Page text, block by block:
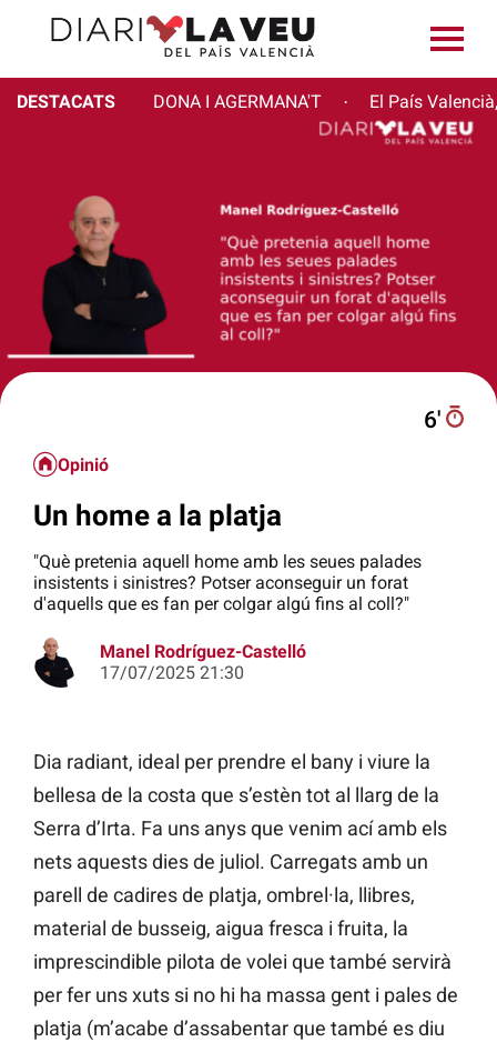
DESTACATS DONA I AGERMANA'T · El País
6′
Opinió
Un home a la platja
"Què pretenia aquell home amb les seues palades
insistents i sinistres? Potser aconseguir un forat
d'aquells que es fan per colgar algú fins al coll?"
Manel Rodríguez-Castelló
17/07/2025 21:30
Dia radiant, ideal per prendre el bany i viure la
bellesa de la costa que s’estèn tot al llarg de la
Serra d’Irta. Fa uns anys que venim ací amb els
nets aquests dies de juliol. Carregats amb un
parell de cadires de platja, ombrel·la, llibres,
material de busseig, aigua fresca i fruita, la
imprescindible pilota de volei que també servirà
per fer uns xuts si no hi ha massa gent i pales de
platja (m’acabe d’assabentar que també es diu